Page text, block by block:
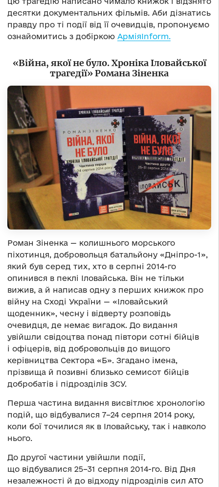
десятки документальних фільмів. Аби дізнатись
правду про ті події від її очевидців, пропонуємо
ознайомитись з добіркою АрміяInform.
«Війна, якої не було. Хроніка Іловайської
трагедії» Романа Зіненка
Роман Зіненка — колишнього морського
піхотинця, добровольця батальйону «Дніпро-1»,
який був серед тих, хто в серпні 2014-го
опинився в пеклі Іловайська. Він не тільки
вижив, а й написав одну з перших книжок про
війну на Сході України — «Іловайський
щоденник», чесну і відверту розповідь
очевидця, де немає вигадок. До видання
увійшли свідоцтва понад півтори сотні бійців
і офіцерів, від добровольців до вищого
керівництва Сектора «Б». Згадано імена,
прізвища й позивні близько семисот бійців
добробатів і підрозділів ЗСУ.
Перша частина видання висвітлює хронологію
подій, що відбувалися 7–24 серпня 2014 року,
коли бої точилися як в Іловайську, так і навколо
нього.
До другої частини увійшли події,
що відбувалися 25–31 серпня 2014-го. Від Дня
незалежності й до відходу підрозділів сил АТО